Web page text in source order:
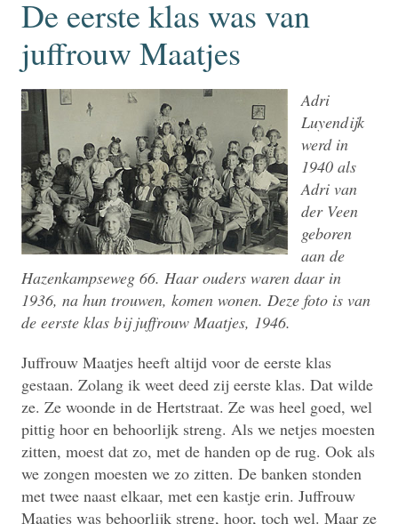
De eerste klas was van
juffrouw Maatjes
Adri
Luyendijk
werd in
1940 als
Adri van
der Veen
geboren
aan de
Hazenkampseweg 66. Haar ouders waren daar in
1936, na hun trouwen, komen wonen. Deze foto is van
de eerste klas bij juffrouw Maatjes, 1946.
Juffrouw Maatjes heeft altijd voor de eerste klas
gestaan. Zolang ik weet deed zij eerste klas. Dat wilde
ze. Ze woonde in de Hertstraat. Ze was heel goed, wel
pittig hoor en behoorlijk streng. Als we netjes moesten
zitten, moest dat zo, met de handen op de rug. Ook als
we zongen moesten we zo zitten. De banken stonden
met twee naast elkaar, met een kastje erin. Juffrouw
Maatjes was behoorlijk streng, hoor, toch wel. Maar ze